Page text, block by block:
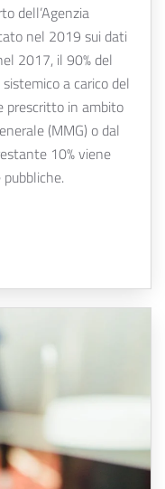
dell’Agenzia
nel 2019 sui dati
2017, il 90% del
a carico del
prescritto in ambito
(MMG) o dal
10% viene